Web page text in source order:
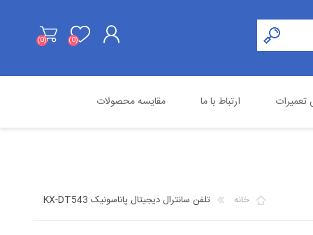
(0)
(0)
ارتباط با ما مقایسه محصولات
خانه تلفن سانترال دیجیتال پاناسونیک KX-DT543